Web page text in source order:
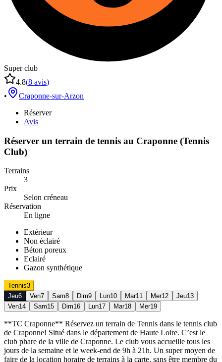
Super club
4.8(8 avis)
•
Craponne-sur-Arzon
Réserver
Avis
Réserver un terrain de tennis au Craponne (Tennis
Club)
Terrains
3
Prix
Selon créneau
Réservation
En ligne
Extérieur
Non éclairé
Béton poreux
Eclairé
Gazon synthétique
Tennis3
Jeu6 Ven7 Sam8 Dim9 Lun10 Mar11 Mer12 Jeu13
Ven14 Sam15 Dim16 Lun17 Mar18 Mer19
**TC Craponne** Réservez un terrain de Tennis dans le tennis club
de Craponne! Situé dans le département de Haute Loire. C’est le
club phare de la ville de Craponne. Le club vous accueille tous les
jours de la semaine et le week-end de 9h à 21h. Un super moyen de
faire de la location horaire de terrains à la carte, sans être membre du